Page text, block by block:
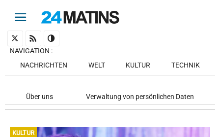
NAVIGATION :
NACHRICHTEN
WELT KULTUR TECHNIK
Über uns Verwaltung von persönlichen Daten
KULTUR